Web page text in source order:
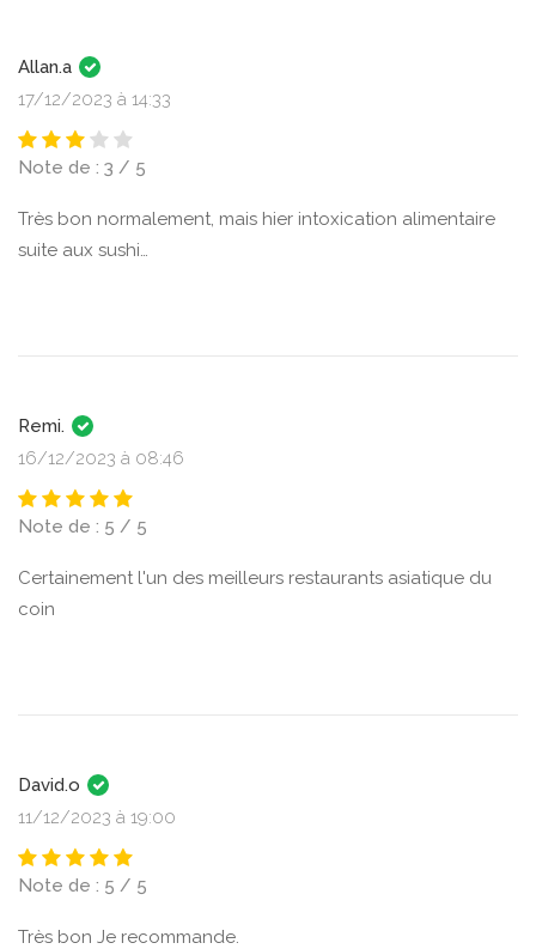
Allan.a
17/12/2023 à 14:33
Note de : 3 / 5
Très bon normalement, mais hier intoxication alimentaire
suite aux sushi…
Remi.
16/12/2023 à 08:46
Note de : 5 / 5
Certainement l'un des meilleurs restaurants asiatique du
coin
David.o
11/12/2023 à 19:00
Note de : 5 / 5
Très bon Je recommande.